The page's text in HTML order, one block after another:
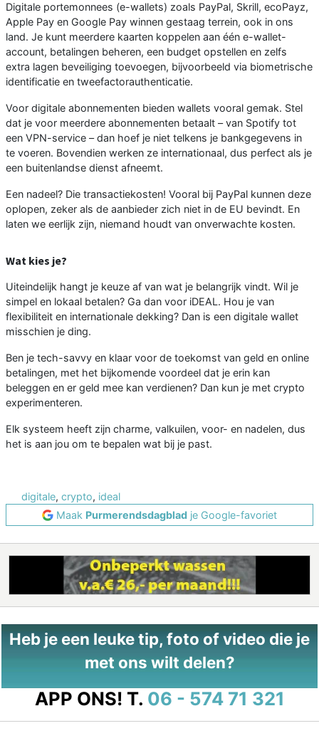
Digitale portemonnees (e-wallets) zoals PayPal, Skrill, ecoPayz,
Apple Pay en Google Pay winnen gestaag terrein, ook in ons
land. Je kunt meerdere kaarten koppelen aan één e-wallet-
account, betalingen beheren, een budget opstellen en zelfs
extra lagen beveiliging toevoegen, bijvoorbeeld via biometrische
identificatie en tweefactorauthenticatie.
Voor digitale abonnementen bieden wallets vooral gemak. Stel
dat je voor meerdere abonnementen betaalt – van Spotify tot
een VPN-service – dan hoef je niet telkens je bankgegevens in
te voeren. Bovendien werken ze internationaal, dus perfect als je
een buitenlandse dienst afneemt.
Een nadeel? Die transactiekosten! Vooral bij PayPal kunnen deze
oplopen, zeker als de aanbieder zich niet in de EU bevindt. En
laten we eerlijk zijn, niemand houdt van onverwachte kosten.
Wat kies je?
Uiteindelijk hangt je keuze af van wat je belangrijk vindt. Wil je
simpel en lokaal betalen? Ga dan voor iDEAL. Hou je van
flexibiliteit en internationale dekking? Dan is een digitale wallet
misschien je ding.
Ben je tech-savvy en klaar voor de toekomst van geld en online
betalingen, met het bijkomende voordeel dat je erin kan
beleggen en er geld mee kan verdienen? Dan kun je met crypto
experimenteren.
Elk systeem heeft zijn charme, valkuilen, voor- en nadelen, dus
het is aan jou om te bepalen wat bij je past.
digitale, crypto, ideal
Maak Purmerendsdagblad je Google-favoriet
Heb je een leuke tip, foto of video die je
met ons wilt delen?
APP ONS! T. 06 - 574 71 321